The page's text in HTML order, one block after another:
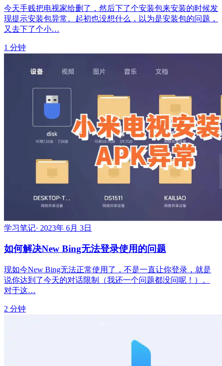
今天手贱把电视家给删了，然后下了个安装包来安装的时候发
现提示安装包异常。起初也没想什么，以为是安装包的问题，
又去下了个小…
1 分钟
学习笔记· 2023年 6月 3日
如何解决New Bing无法登录使用的问题
现如今New Bing无法正常使用了，不是一直让你登录，就是
说你达到了今天的对话限制（我还一个问题都没问呢！）。
对于这…
2 分钟